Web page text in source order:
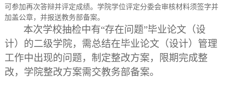
可参加再次答辩并评定成绩。学院学位评定分委会审核材料须签字并
加盖公章，并报送教务部备案。
本次学校抽检中有“存在问题”毕业论文 （设
计） 的二级学院，需总结在毕业论文（设计）管理
工作中出现的问题， 制定整改方案，限期完成整
改，学院整改方案需交教务部备案。